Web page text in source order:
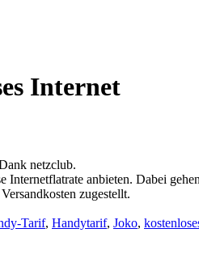
Internet
netzclub.
Internetflatrate anbieten. Dabei
zugestellt.
Tarif, Handytarif, Joko,